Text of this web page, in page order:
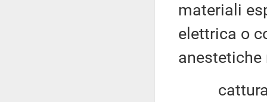
materiali
elettrica o
anestetiche
catturare